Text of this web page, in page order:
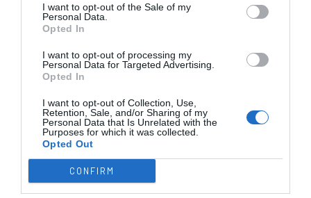
I want to opt-out of the Sale of my
Personal Data.
Opted In
I want to opt-out of processing my
Personal Data for Targeted Advertising.
Opted In
I want to opt-out of Collection, Use,
Retention, Sale, and/or Sharing of my
Personal Data that Is Unrelated with the
Purposes for which it was collected.
Opted Out
CONFIRM
2ªP
Timeout AD "Os
2ªP
Silva "Butra"
Timeout AD "Os
Limianos"
20'
2ªP
Livre direto falhado
Hugo Talaia "Talisca"
22'
2ªP
Sergi Moliner ®